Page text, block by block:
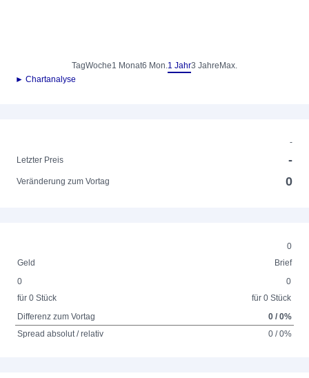
TagWoche1 Monat6 Mon.1 Jahr3 Jahre Max.
► Chartanalyse
-
Letzter Preis
-
Veränderung zum Vortag 0
0
Geld
Brief
0
für 0 Stück
0
für 0 Stück
Differenz zum Vortag
0 / 0%
Spread absolut / relativ
0 / 0%